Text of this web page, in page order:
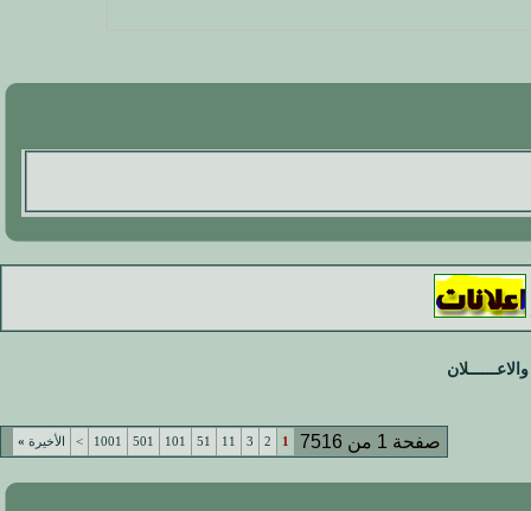
صفحة 1 من 7516 1
2
3
11
51
101
501
1001
> الأخيرة »